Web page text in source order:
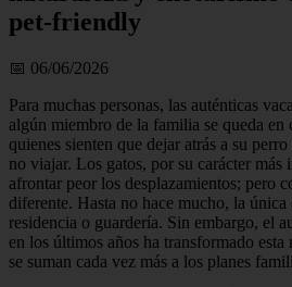
pet‑friendly
📅 06/06/2026
Para muchas personas, las auténticas
algún miembro de la familia se queda en
quienes sienten que dejar atrás a su
no viajar. Los gatos, por su carácter más
afrontar peor los desplazamientos; pero
diferente. Hasta no hace mucho, la
residencia o guardería. Sin embargo, el
en los últimos años ha transformado
se suman cada vez más a los planes